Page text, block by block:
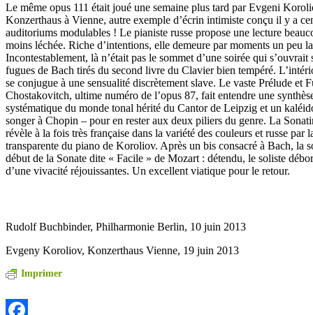
Le même opus 111 était joué une semaine plus tard par Evgeni
Konzerthaus à Vienne, autre exemple d’écrin intimiste conçu il y a
auditoriums modulables ! Le pianiste russe propose une lecture
moins léchée. Riche d’intentions, elle demeure par moments un peu
Incontestablement, là n’était pas le sommet d’une soirée qui s’ouvrait
fugues de Bach tirés du second livre du Clavier bien tempéré.
se conjugue à une sensualité discrètement slave. Le vaste Prélude et
Chostakovitch, ultime numéro de l’opus 87, fait entendre une
systématique du monde tonal hérité du Cantor de Leipzig et un
songer à Chopin – pour en rester aux deux piliers du genre. La
révèle à la fois très française dans la variété des couleurs et russe par
transparente du piano de Koroliov. Après un bis consacré à Bach, la
début de la Sonate dite « Facile » de Mozart : détendu, le soliste
d’une vivacité réjouissantes. Un excellent viatique pour le retour.
Rudolf Buchbinder, Philharmonie Berlin, 10 juin 2013
Evgeny Koroliov, Konzerthaus Vienne, 19 juin 2013
Imprimer